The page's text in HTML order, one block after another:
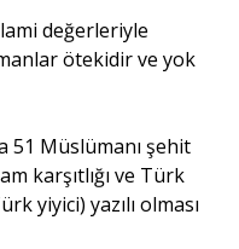
değerleriyle
ötekidir ve yok
51 Müslümanı şehit
karşıtlığı ve Türk
yiyici) yazılı olması